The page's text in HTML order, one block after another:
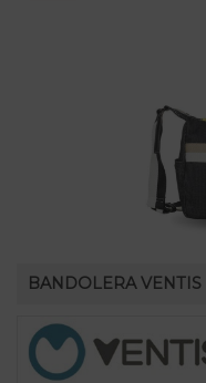
BANDOLERA VENTIS